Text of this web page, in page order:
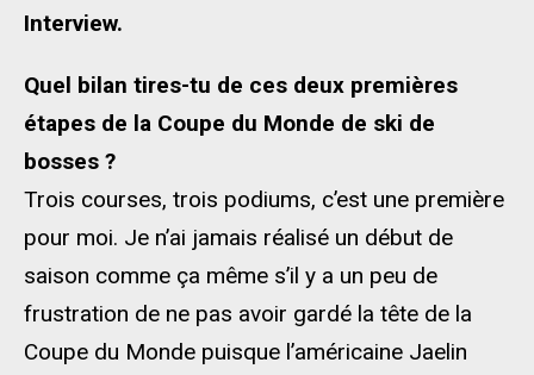
Interview.
Quel bilan tires-tu de ces deux premières
étapes de la Coupe du Monde de ski de
bosses ?
Trois courses, trois podiums, c’est une première
pour moi. Je n’ai jamais réalisé un début de
saison comme ça même s’il y a un peu de
frustration de ne pas avoir gardé la tête de la
Coupe du Monde puisque l’américaine Jaelin